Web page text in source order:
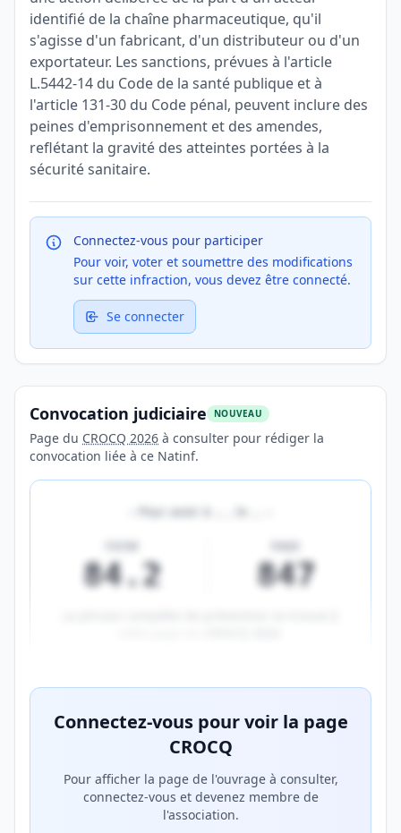
identifié de la chaîne pharmaceutique, qu'il
s'agisse d'un fabricant, d'un distributeur ou d'un
exportateur. Les sanctions, prévues à l'article
L.5442-14 du Code de la santé publique et à
l'article 131-30 du Code pénal, peuvent inclure des
peines d'emprisonnement et des amendes,
reflétant la gravité des atteintes portées à la
sécurité sanitaire.
Connectez-vous pour participer
Pour voir, voter et soumettre des modifications
sur cette infraction, vous devez être connecté.
Se connecter
Convocation judiciaire NOUVEAU
Page du CROCQ 2026 à consulter pour rédiger la
convocation liée à ce Natinf.
Pour avoir à
84.2 847
Connectez-vous pour voir la page
CROCQ
Pour afficher la page de l'ouvrage à consulter,
connectez-vous et devenez membre de
l'association.